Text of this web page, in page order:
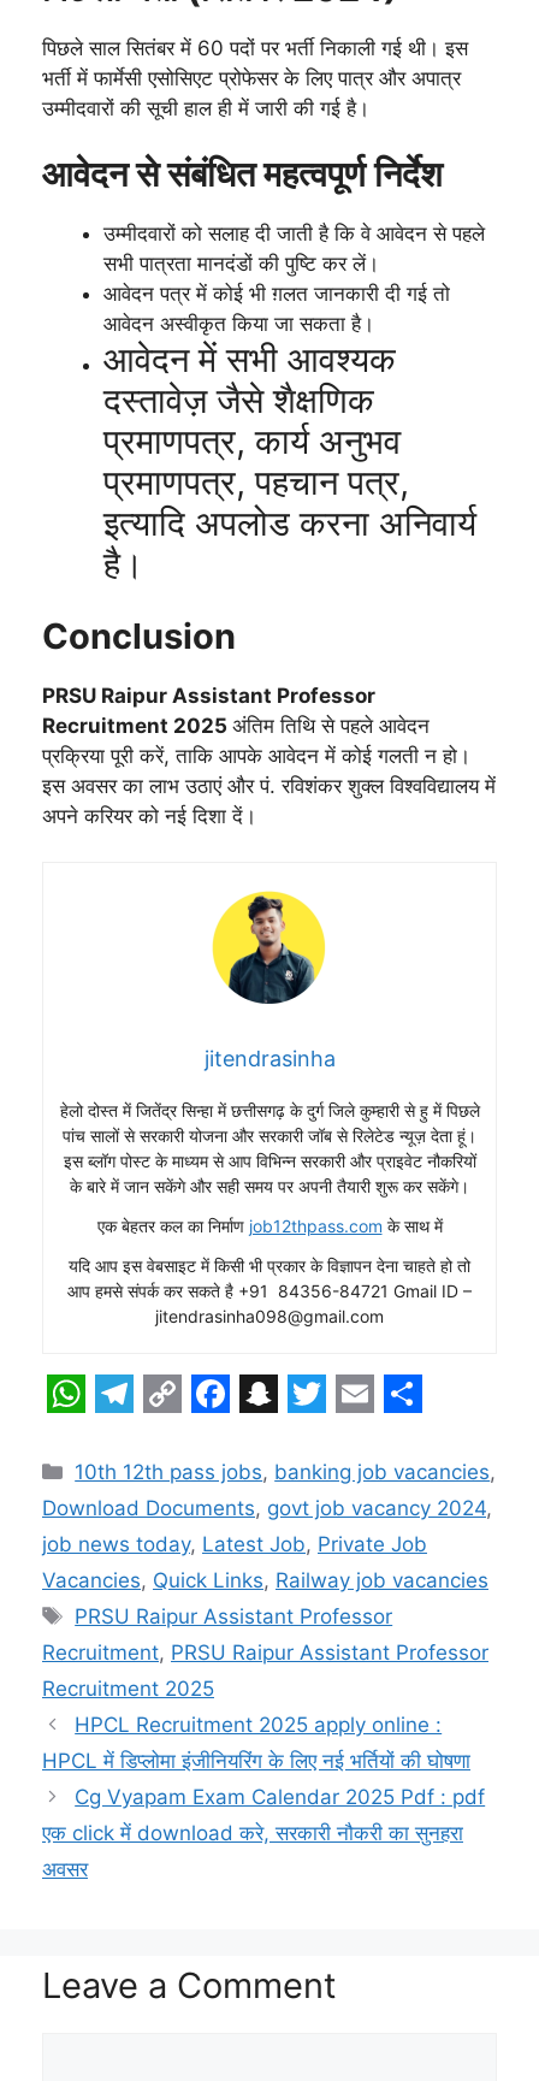
पिछले साल सितंबर में 60 पदों पर भर्ती निकाली गई थी। इस
भर्ती में फार्मेसी एसोसिएट प्रोफेसर के लिए पात्र और अपात्र
उम्मीदवारों की सूची हाल ही में जारी की गई है।
आवेदन से संबंधित महत्वपूर्ण निर्देश
उम्मीदवारों को सलाह दी जाती है कि वे आवेदन से पहले
सभी पात्रता मानदंडों की पुष्टि कर लें।
आवेदन पत्र में कोई भी ग़लत जानकारी दी गई तो
आवेदन अस्वीकृत किया जा सकता है।
आवेदन में सभी आवश्यक
दस्तावेज़ जैसे शैक्षणिक
प्रमाणपत्र, कार्य अनुभव
प्रमाणपत्र, पहचान पत्र,
इत्यादि अपलोड करना अनिवार्य
है।
Conclusion
PRSU Raipur Assistant Professor
Recruitment 2025 अंतिम तिथि से पहले आवेदन
प्रक्रिया पूरी करें, ताकि आपके आवेदन में कोई गलती न हो।
इस अवसर का लाभ उठाएं और पं. रविशंकर शुक्ल विश्वविद्यालय में
अपने करियर को नई दिशा दें।
jitendrasinha
हेलो दोस्त में जितेंद्र सिन्हा में छत्तीसगढ़ के दुर्ग जिले कुम्हारी से हु में पिछले
पांच सालों से सरकारी योजना और सरकारी जॉब से रिलेटेड न्यूज़ देता हूं।
इस ब्लॉग पोस्ट के माध्यम से आप विभिन्न सरकारी और प्राइवेट नौकरियों
के बारे में जान सकेंगे और सही समय पर अपनी तैयारी शुरू कर सकेंगे।
एक बेहतर कल का निर्माण job12thpass.com के साथ में
यदि आप इस वेबसाइट में किसी भी प्रकार के विज्ञापन देना चाहते हो तो
आप हमसे संपर्क कर सकते है +91 84356-84721 Gmail ID –
jitendrasinha098@gmail.com
h
a
t
s
A
p
p
e
l
e
g
r
a
m
o
p
y
L
i
n
k
a
c
e
b
o
o
k
n
a
p
c
h
a
w
i
t
t
e
r
m
a
i
l
h
a
r
e
Categories
10th 12th pass jobs, banking job vacancies,
Download Documents, govt job vacancy 2024,
job news today, Latest Job, Private Job
Vacancies, Quick Links, Railway job vacancies
Tags
PRSU Raipur Assistant Professor
Recruitment, PRSU Raipur Assistant Professor
Recruitment 2025
HPCL Recruitment 2025 apply online :
HPCL में डिप्लोमा इंजीनियरिंग के लिए नई भर्तियों की घोषणा
Cg Vyapam Exam Calendar 2025 Pdf : pdf
एक click में download करे, सरकारी नौकरी का सुनहरा
अवसर
Leave a Comment